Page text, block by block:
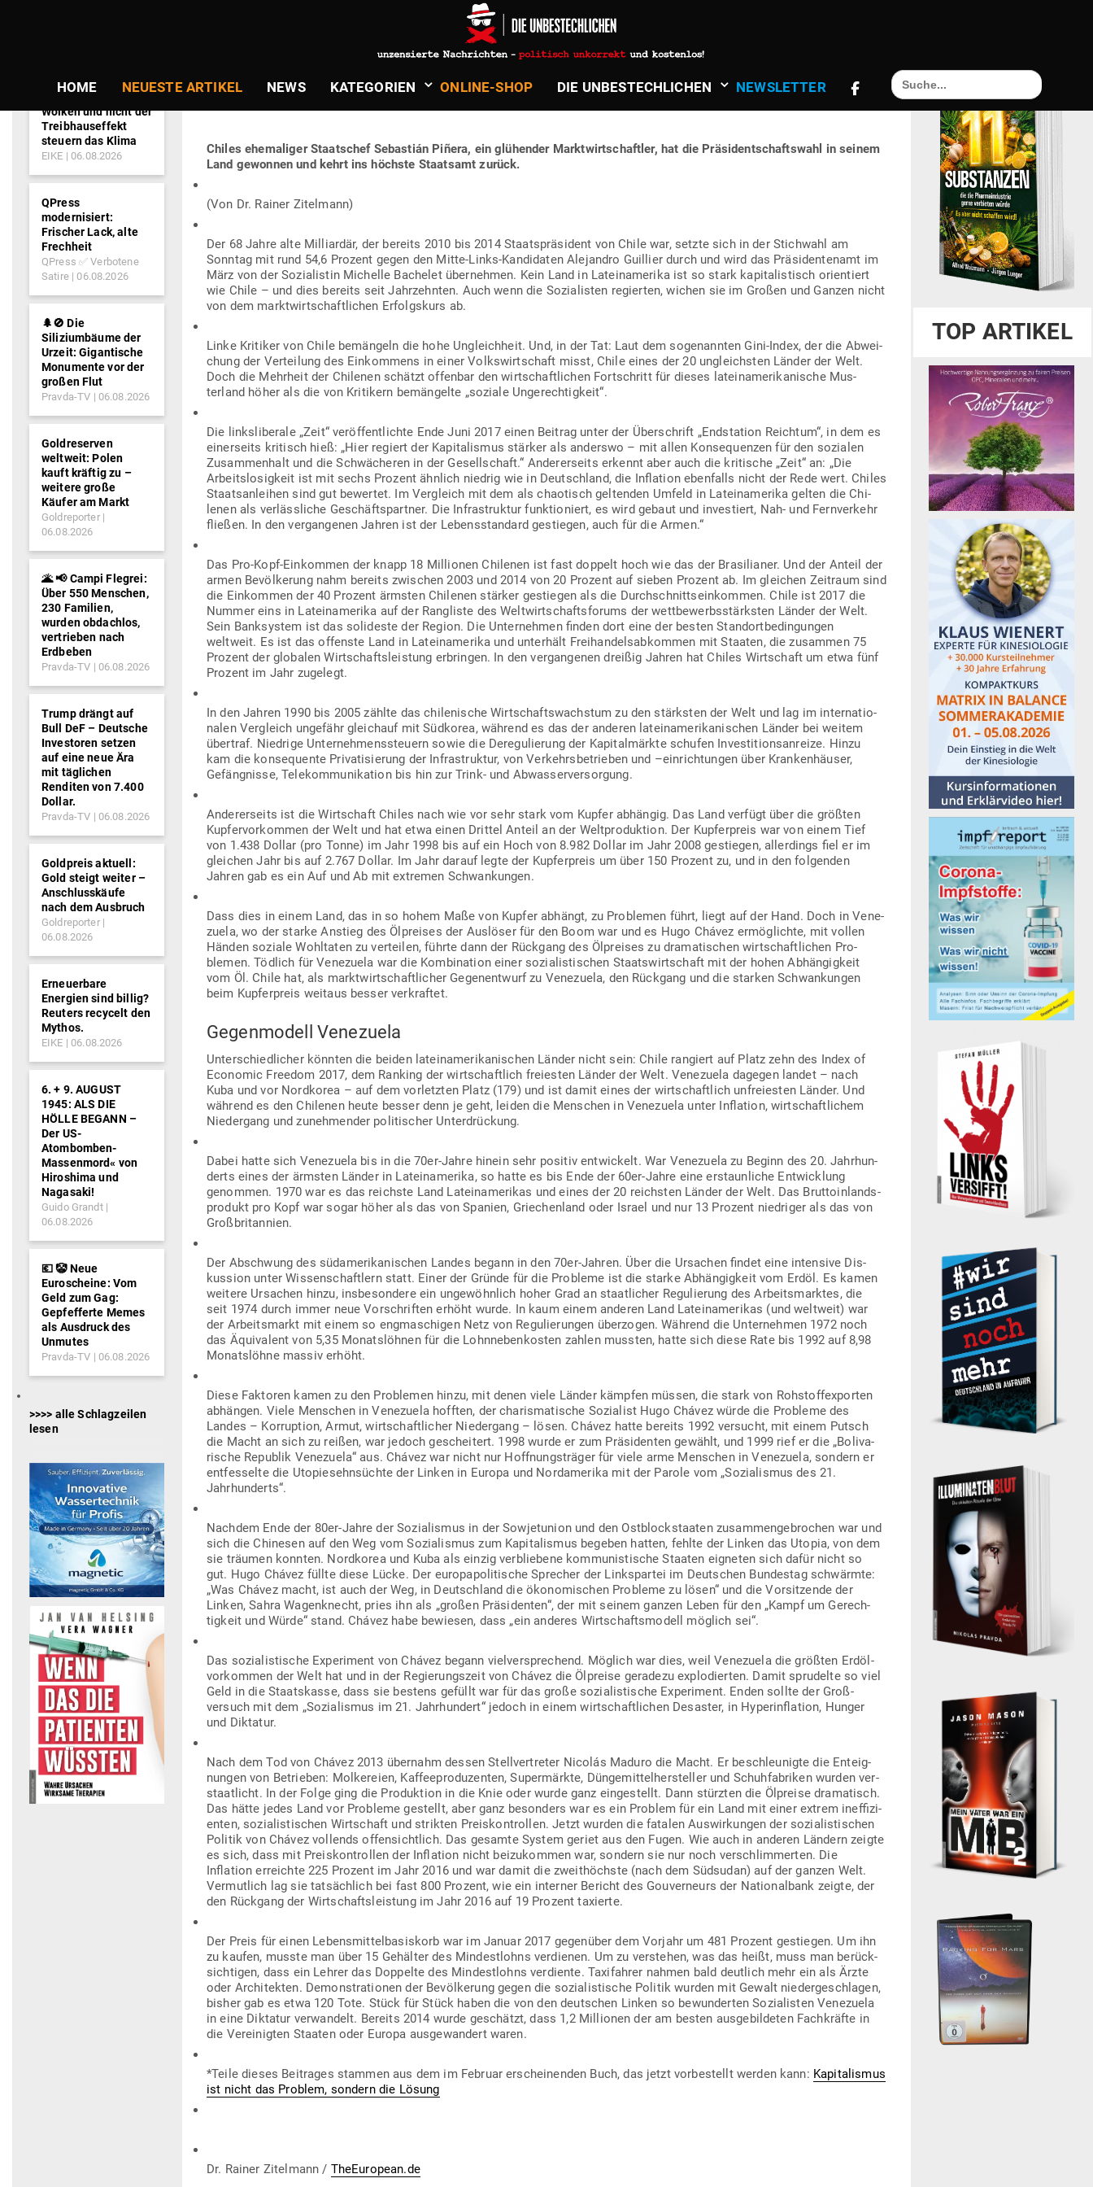
HOME NEUESTE ARTIKEL NEWS KATE­GORIEN ONLINE-SHOP DIE UNBE­STECH­LICHEN NEWS­LETTER
Search
for:
Wirtschaft & Finanzen
SCHEN IN CHILE BESSER GEHT, ALS DENEN IN VENEZUELA
Chiles ehe­ma­liger Staatschef Sebastián Piñera, ein glü­hender Markt­wirt­schaftler, hat die Prä­si­dent­schaftswahl in seinem
Land gewonnen und kehrt ins höchste Staatsamt zurück.
(Von Dr. Rainer Zitelmann)
Der 68 Jahre alte Mil­li­ardär, der bereits 2010 bis 2014 Staats­prä­sident von Chile war, setzte sich in der Stichwahl am
Sonntag mit rund 54,6 Prozent gegen den Mitte-Links-Kan­di­daten Ale­jandro Guillier durch und wird das Prä­si­den­tenamt im
März von der Sozia­listin Michelle Bachelet über­nehmen. Kein Land in Latein­amerika ist so stark kapi­ta­lis­tisch ori­en­tiert
wie Chile – und dies bereits seit Jahr­zehnten. Auch wenn die Sozia­listen regierten, wichen sie im Großen und Ganzen nicht
von dem markt­wirt­schaft­lichen Erfolgskurs ab.
Linke Kri­tiker von Chile bemängeln die hohe Ungleichheit. Und, in der Tat: Laut dem soge­nannten Gini-Index, der die Abwei­
chung der Ver­teilung des Ein­kommens in einer Volks­wirt­schaft misst, Chile eines der 20 ungleichsten Länder der Welt.
Doch die Mehrheit der Chi­lenen schätzt offenbar den wirt­schaft­lichen Fort­schritt für dieses latein­ame­ri­ka­nische Mus­
terland höher als die von Kri­tikern bemän­gelte „soziale Ungerechtigkeit“.
Die links­li­berale „Zeit“ ver­öf­fent­lichte Ende Juni 2017 einen Beitrag unter der Über­schrift „End­station Reichtum“, in dem es
einer­seits kri­tisch hieß: „Hier regiert der Kapi­ta­lismus stärker als anderswo – mit allen Kon­se­quenzen für den sozialen
Zusam­menhalt und die Schwä­cheren in der Gesell­schaft.“ Ande­rer­seits erkennt aber auch die kri­tische „Zeit“ an: „Die
Arbeits­lo­sigkeit ist mit sechs Prozent ähnlich niedrig wie in Deutschland, die Inflation eben­falls nicht der Rede wert. Chiles
Staats­an­leihen sind gut bewertet. Im Ver­gleich mit dem als chao­tisch gel­tenden Umfeld in Latein­amerika gelten die Chi­
lenen als ver­läss­liche Geschäfts­partner. Die Infra­struktur funk­tio­niert, es wird gebaut und inves­tiert, Nah- und Fern­verkehr
fließen. In den ver­gan­genen Jahren ist der Lebens­standard gestiegen, auch für die Armen.“
Das Pro-Kopf-Ein­kommen der knapp 18 Mil­lionen Chi­lenen ist fast doppelt hoch wie das der Bra­si­lianer. Und der Anteil der
armen Bevöl­kerung nahm bereits zwi­schen 2003 und 2014 von 20 Prozent auf sieben Prozent ab. Im gleichen Zeitraum sind
die Ein­kommen der 40 Prozent ärmsten Chi­lenen stärker gestiegen als die Durch­schnitts­ein­kommen. Chile ist 2017 die
Nummer eins in Latein­amerika auf der Rang­liste des Welt­wirt­schafts­forums der wett­be­werbs­stärksten Länder der Welt.
Sein Bank­system ist das soli­deste der Region. Die Unter­nehmen finden dort eine der besten Stand­ort­be­din­gungen
weltweit. Es ist das offenste Land in Latein­amerika und unterhält Frei­han­dels­ab­kommen mit Staaten, die zusammen 75
Prozent der glo­balen Wirt­schafts­leistung erbringen. In den ver­gan­genen dreißig Jahren hat Chiles Wirt­schaft um etwa fünf
Prozent im Jahr zugelegt.
In den Jahren 1990 bis 2005 zählte das chi­le­nische Wirt­schafts­wachstum zu den stärksten der Welt und lag im inter­na­tio­
nalen Ver­gleich ungefähr gleichauf mit Süd­korea, während es das der anderen latein­ame­ri­ka­ni­schen Länder bei weitem
übertraf. Niedrige Unter­neh­mens­steuern sowie die Dere­gu­lierung der Kapi­tal­märkte schufen Inves­ti­ti­ons­an­reize. Hinzu
kam die kon­se­quente Pri­va­ti­sierung der Infra­struktur, von Ver­kehrs­be­trieben und –ein­rich­tungen über Kran­ken­häuser,
Gefäng­nisse, Tele­kom­mu­ni­kation bis hin zur Trink- und Abwasserversorgung.
Ande­rer­seits ist die Wirt­schaft Chiles nach wie vor sehr stark vom Kupfer abhängig. Das Land verfügt über die größten
Kup­fer­vor­kommen der Welt und hat etwa einen Drittel Anteil an der Welt­pro­duktion. Der Kup­fer­preis war von einem Tief
von 1.438 Dollar (pro Tonne) im Jahr 1998 bis auf ein Hoch von 8.982 Dollar im Jahr 2008 gestiegen, aller­dings fiel er im
gleichen Jahr bis auf 2.767 Dollar. Im Jahr darauf legte der Kup­fer­preis um über 150 Prozent zu, und in den fol­genden
Jahren gab es ein Auf und Ab mit extremen Schwankungen.
Dass dies in einem Land, das in so hohem Maße von Kupfer abhängt, zu Pro­blemen führt, liegt auf der Hand. Doch in Vene­
zuela, wo der starke Anstieg des Ölpreises der Aus­löser für den Boom war und es Hugo Chávez ermög­lichte, mit vollen
Händen soziale Wohl­taten zu ver­teilen, führte dann der Rückgang des Ölpreises zu dra­ma­ti­schen wirt­schaft­lichen Pro­
blemen. Tödlich für Vene­zuela war die Kom­bi­nation einer sozia­lis­ti­schen Staats­wirt­schaft mit der hohen Abhän­gigkeit
vom Öl. Chile hat, als markt­wirt­schaft­licher Gegen­entwurf zu Vene­zuela, den Rückgang und die starken Schwan­kungen
beim Kup­fer­preis weitaus besser verkraftet.
Gegen­modell Venezuela
Unter­schied­licher könnten die beiden latein­ame­ri­ka­ni­schen Länder nicht sein: Chile ran­giert auf Platz zehn des Index of
Eco­nomic Freedom 2017, dem Ranking der wirt­schaftlich frei­esten Länder der Welt. Vene­zuela dagegen landet – nach
Kuba und vor Nord­korea – auf dem vor­letzten Platz (179) und ist damit eines der wirt­schaftlich unfrei­esten Länder. Und
während es den Chi­lenen heute besser denn je geht, leiden die Men­schen in Vene­zuela unter Inflation, wirt­schaft­lichem
Nie­dergang und zuneh­mender poli­ti­scher Unterdrückung.
Dabei hatte sich Vene­zuela bis in die 70er-Jahre hinein sehr positiv ent­wi­ckelt. War Vene­zuela zu Beginn des 20. Jahr­hun­
derts eines der ärmsten Länder in Latein­amerika, so hatte es bis Ende der 60er-Jahre eine erstaun­liche Ent­wicklung
genommen. 1970 war es das reichste Land Latein­ame­rikas und eines der 20 reichsten Länder der Welt. Das Brut­to­in­lands­
produkt pro Kopf war sogar höher als das von Spanien, Grie­chenland oder Israel und nur 13 Prozent nied­riger als das von
Großbritannien.
Der Abschwung des süd­ame­ri­ka­ni­schen Landes begann in den 70er-Jahren. Über die Ursachen findet eine intensive Dis­
kussion unter Wis­sen­schaftlern statt. Einer der Gründe für die Pro­bleme ist die starke Abhän­gigkeit vom Erdöl. Es kamen
weitere Ursachen hinzu, ins­be­sondere ein unge­wöhnlich hoher Grad an staat­licher Regu­lierung des Arbeits­marktes, die
seit 1974 durch immer neue Vor­schriften erhöht wurde. In kaum einem anderen Land Latein­ame­rikas (und weltweit) war
der Arbeits­markt mit einem so eng­ma­schigen Netz von Regu­lie­rungen über­zogen. Während die Unter­nehmen 1972 noch
das Äqui­valent von 5,35 Monats­löhnen für die Lohn­ne­ben­kosten zahlen mussten, hatte sich diese Rate bis 1992 auf 8,98
Monats­löhne massiv erhöht.
Diese Fak­toren kamen zu den Pro­blemen hinzu, mit denen viele Länder kämpfen müssen, die stark von Roh­stoff­ex­porten
abhängen. Viele Men­schen in Vene­zuela hofften, der cha­ris­ma­tische Sozialist Hugo Chávez würde die Pro­bleme des
Landes – Kor­ruption, Armut, wirt­schaft­licher Nie­dergang – lösen. Chávez hatte bereits 1992 ver­sucht, mit einem Putsch
die Macht an sich zu reißen, war jedoch gescheitert. 1998 wurde er zum Prä­si­denten gewählt, und 1999 rief er die „Boli­va­
rische Republik Vene­zuela“ aus. Chávez war nicht nur Hoff­nungs­träger für viele arme Men­schen in Vene­zuela, sondern er
ent­fes­selte die Uto­pie­sehn­süchte der Linken in Europa und Nord­amerika mit der Parole vom „Sozia­lismus des 21.
Jahrhunderts“.
Nachdem Ende der 80er-Jahre der Sozia­lismus in der Sowjet­union und den Ost­block­staaten zusam­men­ge­brochen war und
sich die Chi­nesen auf den Weg vom Sozia­lismus zum Kapi­ta­lismus begeben hatten, fehlte der Linken das Utopia, von dem
sie träumen konnten. Nord­korea und Kuba als einzig ver­bliebene kom­mu­nis­tische Staaten eig­neten sich dafür nicht so
gut. Hugo Chávez füllte diese Lücke. Der euro­pa­po­li­tische Sprecher der Links­partei im Deut­schen Bun­destag schwärmte:
„Was Chávez macht, ist auch der Weg, in Deutschland die öko­no­mi­schen Pro­bleme zu lösen“ und die Vor­sit­zende der
Linken, Sahra Wagen­knecht, pries ihn als „großen Prä­si­denten“, der mit seinem ganzen Leben für den „Kampf um Gerech­
tigkeit und Würde“ stand. Chávez habe bewiesen, dass „ein anderes Wirt­schafts­modell möglich sei“.
Das sozia­lis­tische Expe­riment von Chávez begann viel­ver­spre­chend. Möglich war dies, weil Vene­zuela die größten Erd­öl­
vor­kommen der Welt hat und in der Regie­rungszeit von Chávez die Ölpreise geradezu explo­dierten. Damit spru­delte so viel
Geld in die Staats­kasse, dass sie bestens gefüllt war für das große sozia­lis­tische Expe­riment. Enden sollte der Groß­
versuch mit dem „Sozia­lismus im 21. Jahr­hundert“ jedoch in einem wirt­schaft­lichen Desaster, in Hyper­in­flation, Hunger
und Diktatur.
Nach dem Tod von Chávez 2013 übernahm dessen Stell­ver­treter Nicolás Maduro die Macht. Er beschleu­nigte die Ent­eig­
nungen von Betrieben: Mol­ke­reien, Kaf­fee­pro­du­zenten, Super­märkte, Dün­ge­mit­tel­her­steller und Schuh­fa­briken wurden ver­
staat­licht. In der Folge ging die Pro­duktion in die Knie oder wurde ganz ein­ge­stellt. Dann stürzten die Ölpreise dra­ma­tisch.
Das hätte jedes Land vor Pro­bleme gestellt, aber ganz besonders war es ein Problem für ein Land mit einer extrem inef­fi­zi­
enten, sozia­lis­ti­schen Wirt­schaft und strikten Preis­kon­trollen. Jetzt wurden die fatalen Aus­wir­kungen der sozia­lis­ti­schen
Politik von Chávez vollends offen­sichtlich. Das gesamte System geriet aus den Fugen. Wie auch in anderen Ländern zeigte
es sich, dass mit Preis­kon­trollen der Inflation nicht bei­zu­kommen war, sondern sie nur noch ver­schlim­merten. Die
Inflation erreichte 225 Prozent im Jahr 2016 und war damit die zweit­höchste (nach dem Süd­sudan) auf der ganzen Welt.
Ver­mutlich lag sie tat­sächlich bei fast 800 Prozent, wie ein interner Bericht des Gou­ver­neurs der Natio­nalbank zeigte, der
den Rückgang der Wirt­schafts­leistung im Jahr 2016 auf 19 Prozent taxierte.
Der Preis für einen Lebens­mit­tel­ba­siskorb war im Januar 2017 gegenüber dem Vorjahr um 481 Prozent gestiegen. Um ihn
zu kaufen, musste man über 15 Gehälter des Min­dest­lohns ver­dienen. Um zu ver­stehen, was das heißt, muss man berück­
sich­tigen, dass ein Lehrer das Dop­pelte des Min­dest­lohns ver­diente. Taxi­fahrer nahmen bald deutlich mehr ein als Ärzte
oder Archi­tekten. Demons­tra­tionen der Bevöl­kerung gegen die sozia­lis­tische Politik wurden mit Gewalt nie­der­ge­schlagen,
bisher gab es etwa 120 Tote. Stück für Stück haben die von den deut­schen Linken so bewun­derten Sozia­listen Vene­zuela
in eine Dik­tatur ver­wandelt. Bereits 2014 wurde geschätzt, dass 1,2 Mil­lionen der am besten aus­ge­bil­deten Fach­kräfte in
die Ver­ei­nigten Staaten oder Europa aus­ge­wandert waren.
*Teile dieses Bei­trages stammen aus dem im Februar erschei­nenden Buch, das jetzt vor­be­stellt werden kann: Kapi­ta­lismus
ist nicht das Problem, sondern die Lösung
Dr. Rainer Zitelmann / TheEuropean.de
Wolken und nicht der
Treibhauseffekt
steuern das Klima
EIKE 06.08.2026
QPress
modernisiert:
Frischer Lack, alte
Frechheit
QPress ✅ Verbotene
Satire
06.08.2026
🌲🚫 Die
Siliziumbäume der
Urzeit: Gigantische
Monumente vor der
großen Flut
Pravda-TV 06.08.2026
Goldreserven
weltweit: Polen
kauft kräftig zu –
weitere große
Käufer am Markt
Goldreporter
06.08.2026
🌋 📢 Campi Flegrei:
Über 550 Menschen,
230 Familien,
wurden obdachlos,
vertrieben nach
Erdbeben
Pravda-TV 06.08.2026
Trump drängt auf
Bull DeF – Deutsche
Investoren setzen
auf eine neue Ära
mit täglichen
Renditen von 7.400
Dollar.
Pravda-TV 06.08.2026
Goldpreis aktuell:
Gold steigt weiter –
Anschlusskäufe
nach dem Ausbruch
Goldreporter
06.08.2026
Erneuerbare
Energien sind billig?
Reuters recycelt den
Mythos.
EIKE 06.08.2026
6. + 9. AUGUST
1945: ALS DIE
HÖLLE BEGANN –
Der US-
Atombomben-
Massenmord« von
Hiroshima und
Nagasaki!
Guido Grandt
06.08.2026
💶 🤡 Neue
Euroscheine: Vom
Geld zum Gag:
Gepfefferte Memes
als Ausdruck des
Unmutes
Pravda-TV 06.08.2026
>>>> alle Schlagzeilen
lesen
TOP ARTIKEL